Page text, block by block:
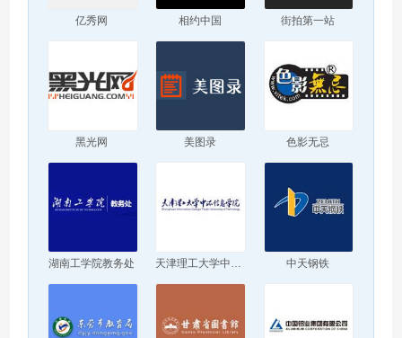
亿秀网 相约中国 街拍第一站
黑光网 美图录 色影无忌
湖南工学院教务处 中天钢铁